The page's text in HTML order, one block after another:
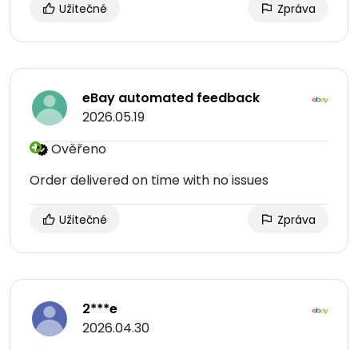
Užitečné Zpráva
eBay automated feedback
2026.05.19
Ověřeno
Order delivered on time with no issues
Užitečné Zpráva
2***e
2026.04.30